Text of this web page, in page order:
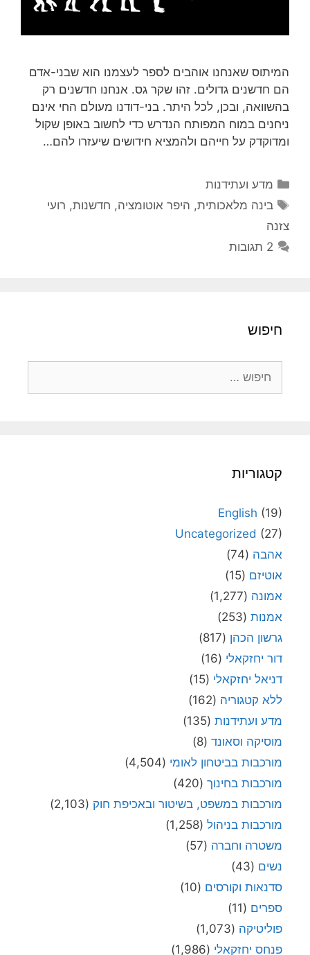
המיתוס שאנחנו אוהבים לספר לעצמנו הוא שבני-אדם
הם חדשנים גדולים. זהו שקר גס. אנחנו חדשנים רק
בהשוואה, ובכן, לכל היתר. בני-דודנו מעולם החי אינם
ניחנים במוח המפותח הנדרש כדי לחשוב באופן שקול
ומדוקדק על חייהם ולהמציא חידושים שיעזרו להם…
קטגוריות
מדע ועתידנות
תגיות
בינה מלאכותית, היפר אוטומציה, חדשנות, רועי
צזנה
2 תגובות
חיפוש
קטגוריות
English (19)
Uncategorized (27)
אהבה (74)
אוטיזם (15)
אמונה (1,277)
אמנות (253)
גרשון הכהן (817)
דור יחזקאלי (16)
דניאל יחזקאלי (15)
ללא קטגוריה (162)
מדע ועתידנות (135)
מוסיקה וסאונד (8)
מורכבות בביטחון לאומי (4,504)
מורכבות בחינוך (420)
מורכבות במשפט, בשיטור ובאכיפת חוק (2,103)
מורכבות בניהול (1,258)
משטרה וחברה (57)
נשים (43)
סדנאות וקורסים (10)
ספרים (11)
פוליטיקה (1,073)
פנחס יחזקאלי (1,986)